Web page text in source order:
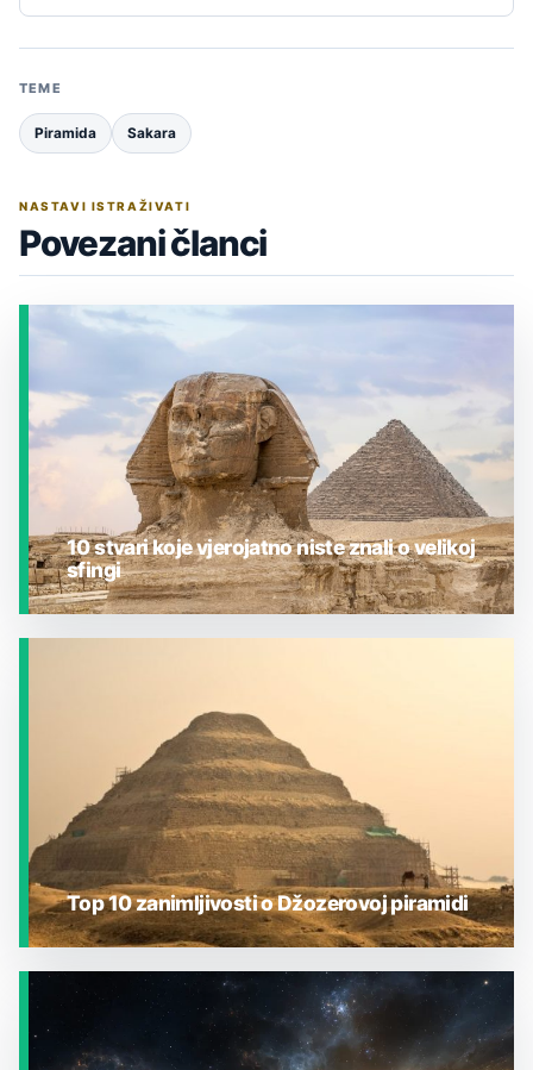
TEME
Piramida Sakara
NASTAVI ISTRAŽIVATI
Povezani članci
10 stvari koje vjerojatno niste znali o velikoj
sfingi
JESTE LI ZNALI?
Top 10 zanimljivosti o Džozerovoj piramidi